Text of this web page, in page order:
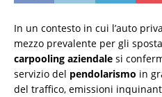
In un contesto in cui l’auto
mezzo prevalente per gli
carpooling aziendale si
servizio del pendolarismo in
del traffico, emissioni